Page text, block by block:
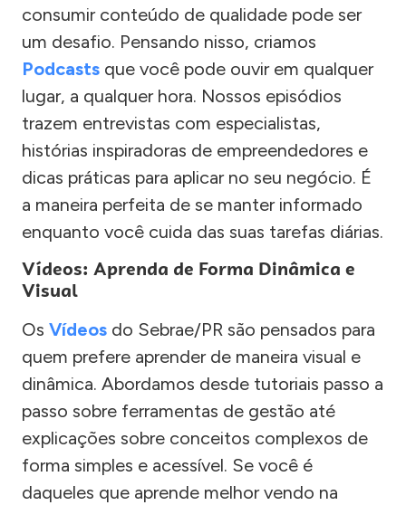
consumir conteúdo de qualidade pode ser
um desafio. Pensando nisso, criamos
Podcasts que você pode ouvir em qualquer
lugar, a qualquer hora. Nossos episódios
trazem entrevistas com especialistas,
histórias inspiradoras de empreendedores e
dicas práticas para aplicar no seu negócio. É
a maneira perfeita de se manter informado
enquanto você cuida das suas tarefas diárias.
Vídeos: Aprenda de Forma Dinâmica e
Visual
Os Vídeos do Sebrae/PR são pensados para
quem prefere aprender de maneira visual e
dinâmica. Abordamos desde tutoriais passo a
passo sobre ferramentas de gestão até
explicações sobre conceitos complexos de
forma simples e acessível. Se você é
daqueles que aprende melhor vendo na